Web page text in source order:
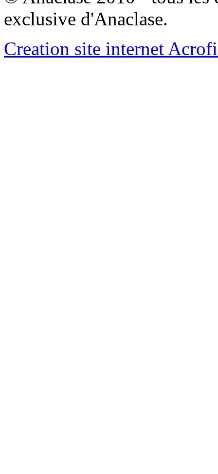
exclusive d'Anaclase.
Creation site internet